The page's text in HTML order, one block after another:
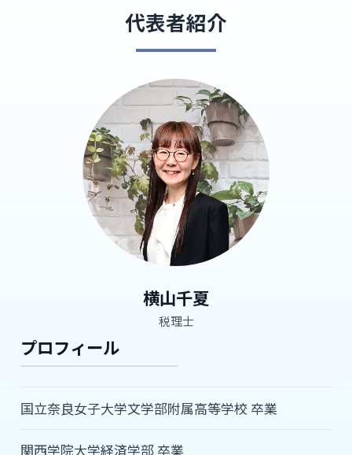
代表者紹介
横山千夏
税理士
プロフィール
国立奈良女子大学文学部附属高等学校 卒業
関西学院大学経済学部 卒業